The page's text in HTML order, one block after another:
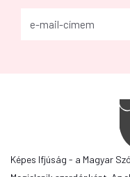
Képes Ifjúság - a Magyar